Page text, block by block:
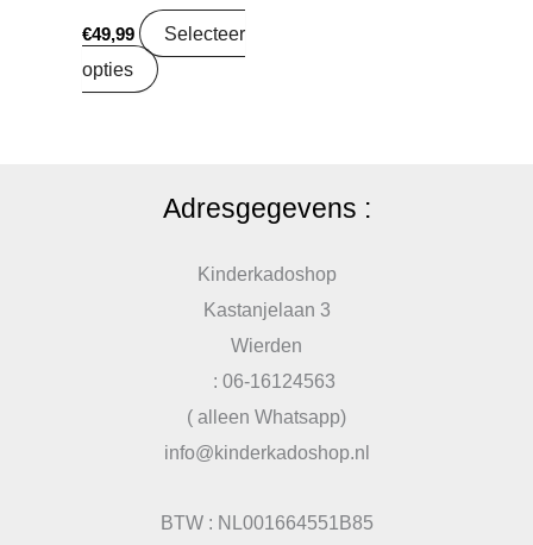
€49,99
Selecteer
opties
Adresgegevens :
Kinderkadoshop
Kastanjelaan 3
Wierden
: 06-16124563
( alleen Whatsapp)
info@kinderkadoshop.nl
BTW : NL001664551B85